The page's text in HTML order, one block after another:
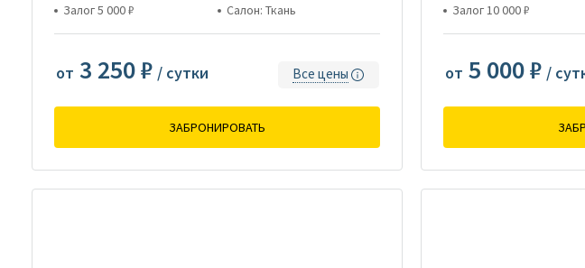
Залог 5 000 ₽
Салон: Ткань
от 3 250 ₽ / сутки Все цены
ЗАБРОНИРОВАТЬ
Залог 10 000 ₽
от 5 000 ₽ /